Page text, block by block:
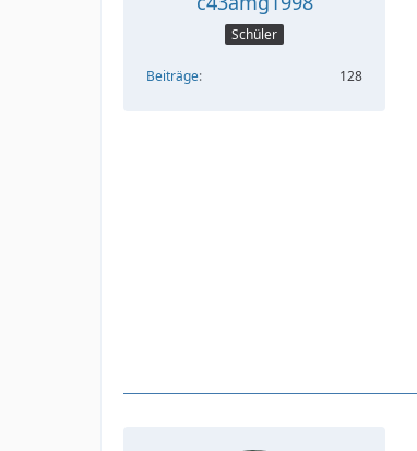
Schüler
Beiträge 128